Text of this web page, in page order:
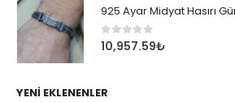
925 Ayar Midyat Hasırı
0out of 5
10,957.59₺
YENI EKLENENLER